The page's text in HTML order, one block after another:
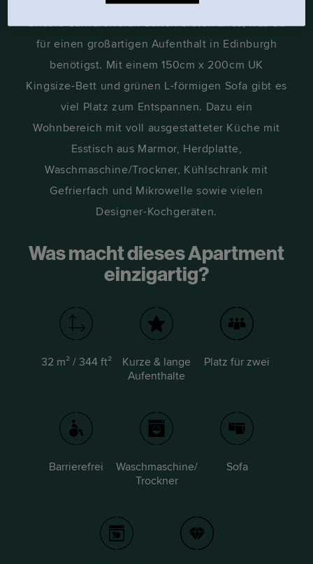
Unsere barrierefreien Suiten bieten alles, was du
für einen großartigen Aufenthalt in Edinburgh
benötigst. Mit einem 150cm x 200cm UK
Kingsize-Bett und grünen L-förmigen Sofa gibt es
viel Platz zum Entspannen. Dazu ein
Wohnbereich mit voll ausgestatteter Küche mit
Esstisch aus Marmor, Herdplatte,
Waschmaschine/Trockner, Kühlschrank mit
Gefrierfach und Mikrowelle sowie vielen
Designer-Kochgeräten.
Was macht dieses Apartment
einzigartig?
32 m² / 344 ft²
Kurze & lange
Aufenthalte
Platz für zwei
Barrierefrei
Waschmaschine/
Trockner
Sofa